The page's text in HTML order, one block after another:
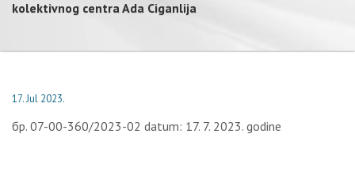
kolektivnog centra Ada Ciganlija
17. Jul 2023.
бр. 07-00-360/2023-02 datum: 17. 7. 2023. godine